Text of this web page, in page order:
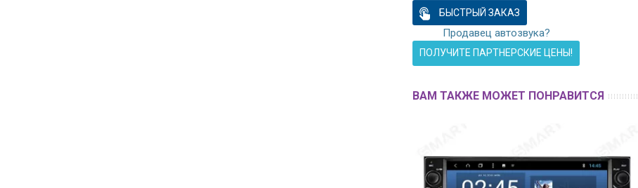
БЫСТРЫЙ ЗАКАЗ
Продавец автозвука?
ПОЛУЧИТЕ ПАРТНЕРСКИЕ ЦЕНЫ!
ВАМ ТАКЖЕ МОЖЕТ ПОНРАВИТСЯ